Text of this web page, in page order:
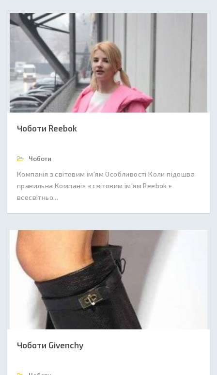
Чоботи Reebok
Чоботи
Компанія з світовим ім'ям Особливості Коли підошва
правильна Компанія з світовим ім'ям Reebok є
всесвітньо...
Чоботи Givenchy